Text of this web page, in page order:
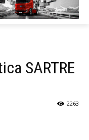
SARTRE
2263